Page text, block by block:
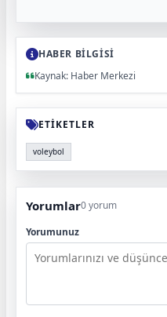
HABER BİLGİSİ
Kaynak: Haber Merkezi
ETİKETLER
voleybol
Yorumlar0 yorum
Yorumunuz